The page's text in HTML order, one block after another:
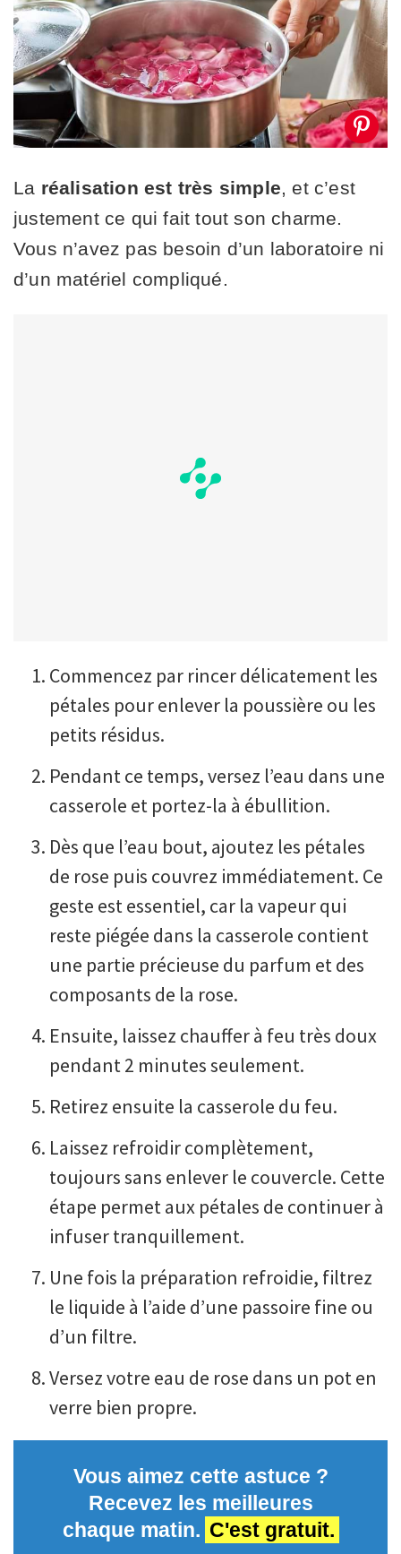
La réalisation est très simple, et c’est
justement ce qui fait tout son charme.
Vous n’avez pas besoin d’un laboratoire ni
d’un matériel compliqué.
Commencez par rincer délicatement les
pétales pour enlever la poussière ou les
petits résidus.
Pendant ce temps, versez l’eau dans une
casserole et portez-la à ébullition.
Dès que l’eau bout, ajoutez les pétales
de rose puis couvrez immédiatement. Ce
geste est essentiel, car la vapeur qui
reste piégée dans la casserole contient
une partie précieuse du parfum et des
composants de la rose.
Ensuite, laissez chauffer à feu très doux
pendant 2 minutes seulement.
Retirez ensuite la casserole du feu.
Laissez refroidir complètement,
toujours sans enlever le couvercle. Cette
étape permet aux pétales de continuer à
infuser tranquillement.
Une fois la préparation refroidie, filtrez
le liquide à l’aide d’une passoire fine ou
d’un filtre.
Versez votre eau de rose dans un pot en
verre bien propre.
Vous aimez cette astuce ?
Recevez les meilleures
chaque matin. C'est gratuit.